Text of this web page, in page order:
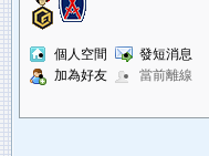
個人空間
發短消息
加為好友
當前離線